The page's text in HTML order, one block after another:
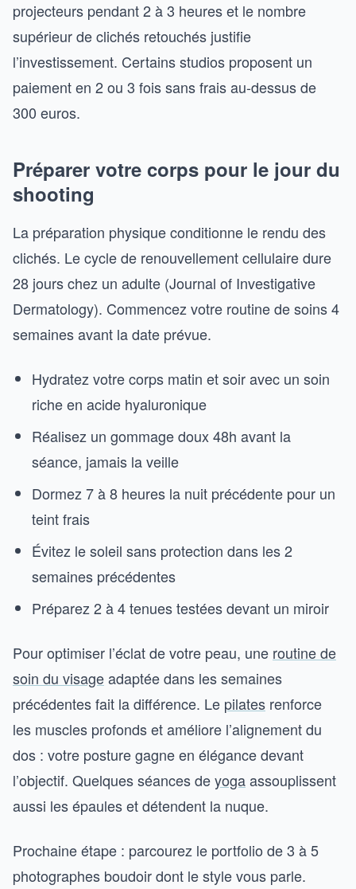
projecteurs pendant 2 à 3 heures et le nombre
supérieur de clichés retouchés justifie
l’investissement. Certains studios proposent un
paiement en 2 ou 3 fois sans frais au-dessus de
300 euros.
Préparer votre corps pour le jour du
shooting
La préparation physique conditionne le rendu des
clichés. Le cycle de renouvellement cellulaire dure
28 jours chez un adulte (Journal of Investigative
Dermatology). Commencez votre routine de soins 4
semaines avant la date prévue.
Hydratez votre corps matin et soir avec un soin
riche en acide hyaluronique
Réalisez un gommage doux 48h avant la
séance, jamais la veille
Dormez 7 à 8 heures la nuit précédente pour un
teint frais
Évitez le soleil sans protection dans les 2
semaines précédentes
Préparez 2 à 4 tenues testées devant un miroir
Pour optimiser l’éclat de votre peau, une routine de
soin du visageadaptée dans les semaines
précédentes fait la différence. Le pilates renforce
les muscles profonds et améliore l’alignement du
dos : votre posture gagne en élégance devant
l’objectif. Quelques séances deyogaassouplissent
aussi les épaules et détendent la nuque.
Prochaine étape : parcourez le portfolio de 3 à 5
photographes boudoir dont le style vous parle.